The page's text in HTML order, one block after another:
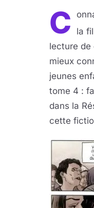
C
la
lecture de
mieux
jeunes
tome 4 :
dans la
cette